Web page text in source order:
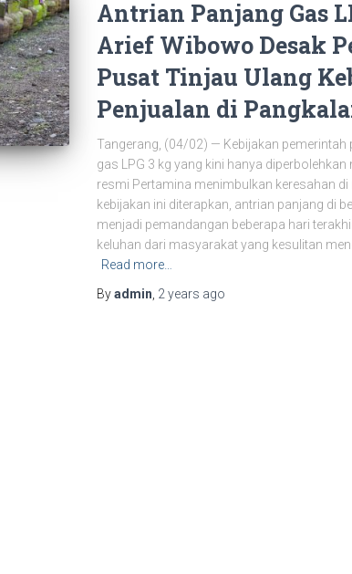
Antrian Panjang Gas
Arief Wibowo Desak
Pusat Tinjau Ulang
Penjualan di
Tangerang, (04/02) — Kebijakan pemerintah
gas LPG 3 kg yang kini hanya diperbolehkan
resmi Pertamina menimbulkan keresahan di
kebijakan ini diterapkan, antrian panjang di
menjadi pemandangan beberapa hari
keluhan dari masyarakat yang kesulitan
Read more…
Byadmin 2 years ago